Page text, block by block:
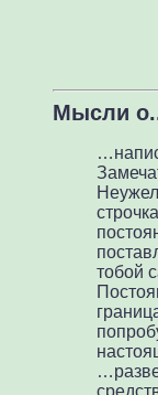
Мысли
тобой